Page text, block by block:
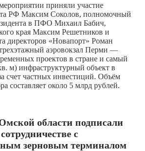
приняли участие
РФ Максим Соколов, полномочный
в ПФО Михаил Бабич,
края Максим Решетников и
директоров «Новапорт» Роман
аэровокзал Перми —
проектов в стране и самый
м) инфраструктурный объект в
счет частных инвестиций. Объём
составляет около 5 млрд рублей.
области подписали
с
зерновым терминалом